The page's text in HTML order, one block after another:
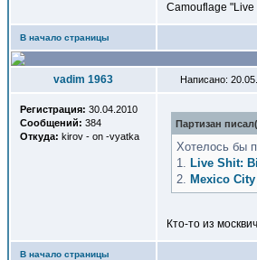
Camouflage "Live
В начало страницы
vadim 1963 Написано:
Регистрация: 30.04.2010
Сообщений: 384
Откуда: kirov - on -vyatka
Партизан
Хотелось бы
1. Live Shit:
2. Mexico
Кто-то из
В начало страницы